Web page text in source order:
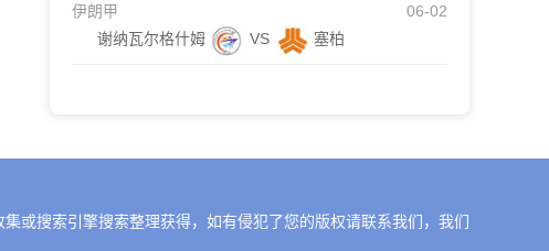
伊朗甲
06-02
谢纳瓦尔格什姆
VS 塞柏
或搜索引擎搜索整理获得，如有侵犯了您的版权请联系我们，我们